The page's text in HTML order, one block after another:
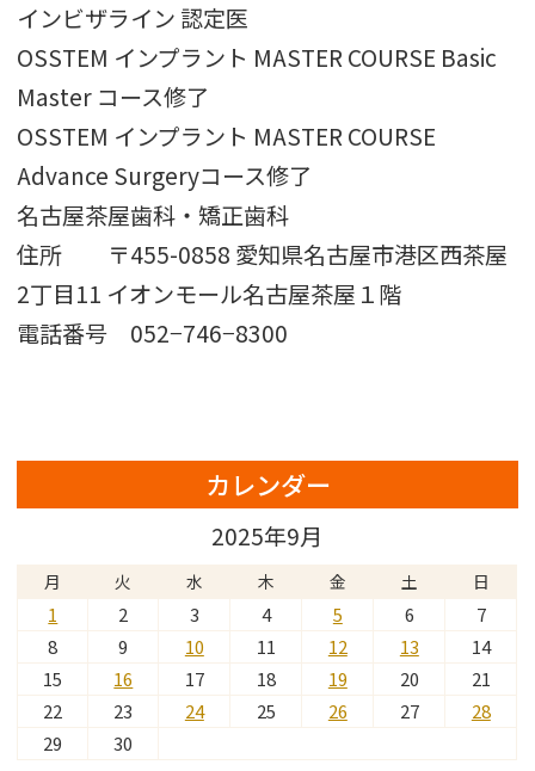
インビザライン 認定医
OSSTEM インプラント MASTER COURSE Basic
Master コース修了
OSSTEM インプラント MASTER COURSE
Advance Surgeryコース修了
名古屋茶屋歯科・矯正歯科
住所 〒455-0858 愛知県名古屋市港区西茶屋
2丁目11 イオンモール名古屋茶屋１階
電話番号 052−746−8300
カレンダー
2025年9月
月 火 水 木 金 土 日
1 2 3 4 5 6
7
8
9 10 11 12 13
14
15
16 17 18 19 20
21
22
23 24 25 26 27
28
29
30